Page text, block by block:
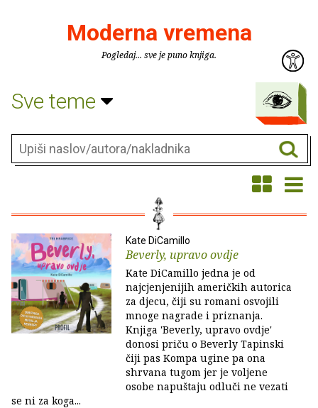
Moderna vremena
Pogledaj... sve je puno knjiga.
Sve teme
Kate DiCamillo
Beverly, upravo ovdje
Kate DiCamillo jedna je od
najcjenjenijih američkih autorica
za djecu, čiji su romani osvojili
mnoge nagrade i priznanja.
Knjiga 'Beverly, upravo ovdje'
donosi priču o Beverly Tapinski
čiji pas Kompa ugine pa ona
shrvana tugom jer je voljene
osobe napuštaju odluči ne vezati
se ni za koga...